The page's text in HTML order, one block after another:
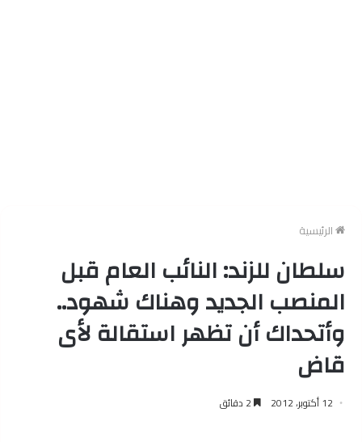
الرئيسية
سلطان للزند: النائب العام قبل
المنصب الجديد وهناك شهود..
وأتحداك أن تظهر استقالة لأى
قاض
12 أكتوبر، 2012